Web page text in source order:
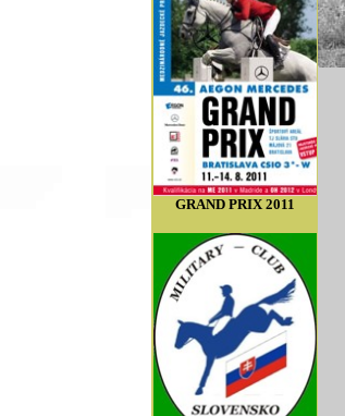
GRAND PRIX 2011